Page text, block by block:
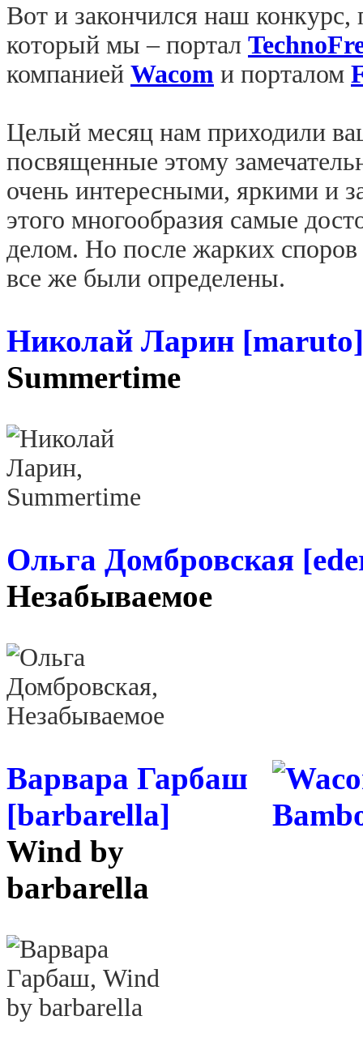
Вот и закончился наш
который мы – портал
компанией Wacom и порталом
Целый месяц нам приходили
посвященные этому
очень интересными, яркими и
этого многообразия самые
делом. Но после жарких
все же были определены.
Николай Ларин [maruto]
Summertime
Ольга Домбровская
Незабываемое
Варвара Гарбаш
[barbarella]
Wind by
barbarella